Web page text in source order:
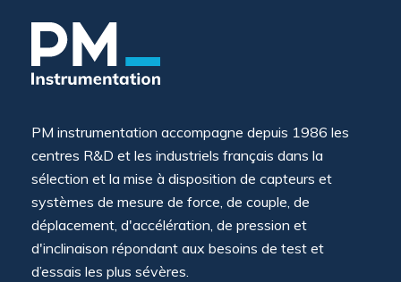
PM instrumentation accompagne depuis 1986 les
centres R&D et les industriels français dans la
sélection et la mise à disposition de capteurs et
systèmes de mesure de force, de couple, de
déplacement, d'accélération, de pression et
d'inclinaison répondant aux besoins de test et
d’essais les plus sévères.